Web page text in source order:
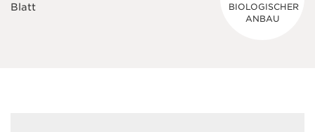
Blatt
BIOLOGISCHER
ANBAU